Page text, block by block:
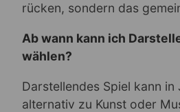
rücken, sondern das
Ab wann kann ich
wählen?
Darstellendes Spiel kann in
alternativ zu Kunst oder